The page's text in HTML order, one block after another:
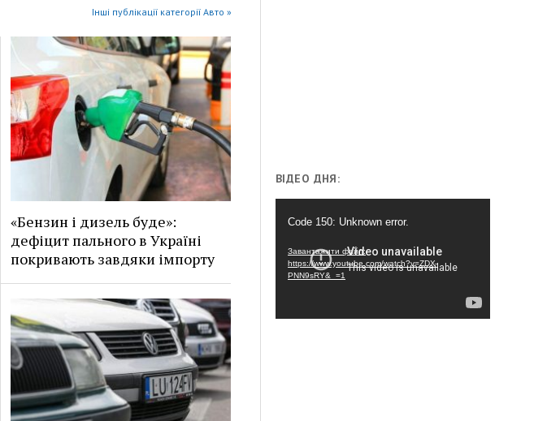
Інші публікації категорії Авто »
«Бензин і дизель буде»:
дефіцит пального в Україні
покривають завдяки імпорту
ВІДЕО ДНЯ:
Code 150: Unknown error.
Завантажити файл:
https://www.youtube.com/watch?v=ZDX-
PNN9sRY&_=1